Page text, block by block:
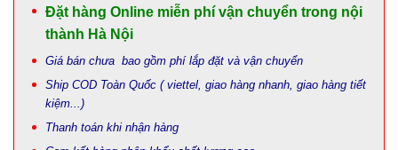
Đặt hàng Online miễn phí vận chuyển trong nội
thành Hà Nội
Giá bán chưa bao gồm phí lắp đặt và vận chuyển
Ship COD Toàn Quốc ( viettel, giao hàng nhanh, giao hàng tiết
kiệm...)
Thanh toán khi nhận hàng